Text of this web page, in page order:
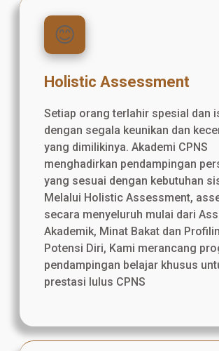
😊
Holistic Assessment
Setiap orang terlahir spesial dan
dengan segala keunikan dan
yang dimilikinya. Akademi CPNS
menghadirkan pendampingan
yang sesuai dengan kebutuhan
Melalui Holistic Assessment,
secara menyeluruh mulai dari
Akademik, Minat Bakat dan
Potensi Diri, Kami merancang
pendampingan belajar khusus
prestasi lulus CPNS